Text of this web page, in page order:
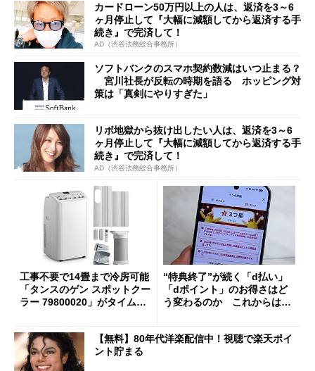
カードローン50万円以上の人は、返済を3～6
ヶ月停止して『大幅に減額してから返済する手
続き』で完済して！
AD（渋谷法務総合事務所）
ソフトバンクのスマホ契約数減はいつ止まる？
宮川社長が反転の時期を語る ホッピング対
策は「真剣にやりすぎた」
リボ地獄から抜け出したい人は、返済を3～6
ヶ月停止して『大幅に減額してから返済する手
続き』で完済して！
AD（渋谷法務総合事務所）
工事不要で14畳まで冷房可能
「タンスのゲン スポットクー
ラー 79800020」がタイムセ
“特典終了”が続く「d払い」
「dポイント」のお得さはど
う変わるのか これからは
【無料】80年代洋楽配信中！視聴で楽天ポイ
ント貯まる